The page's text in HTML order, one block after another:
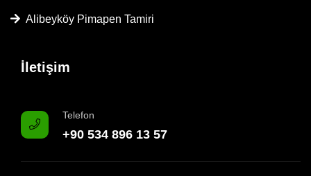
Alibeyköy Pimapen Tamiri
İletişim
Telefon
+90 534 896 13 57